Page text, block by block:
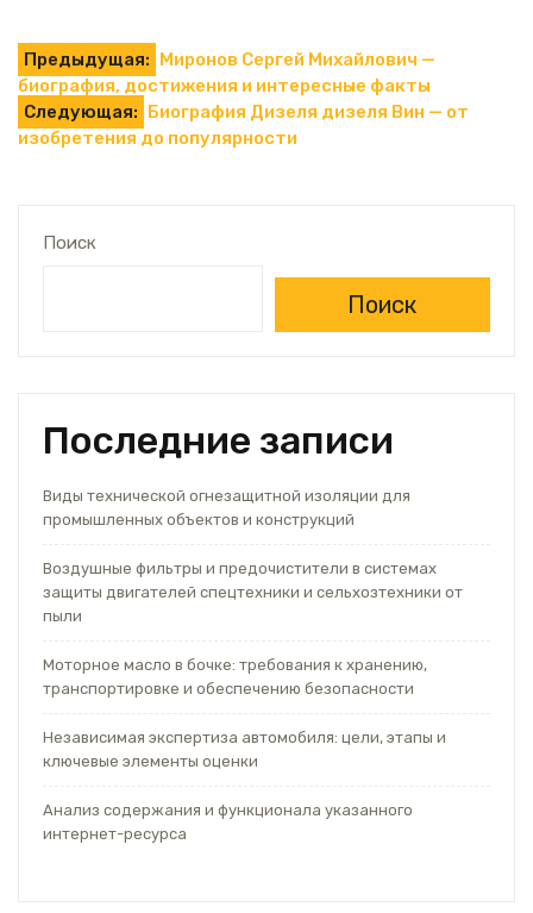
Навигация
по
записям
Предыдущая: Миронов Сергей Михайлович —
биография, достижения и интересные факты
Следующая: Биография Дизеля дизеля Вин — от
изобретения до популярности
Поиск
Поиск
Последние записи
Виды технической огнезащитной изоляции для
промышленных объектов и конструкций
Воздушные фильтры и предочистители в системах
защиты двигателей спецтехники и сельхозтехники от
пыли
Моторное масло в бочке: требования к хранению,
транспортировке и обеспечению безопасности
Независимая экспертиза автомобиля: цели, этапы и
ключевые элементы оценки
Анализ содержания и функционала указанного
интернет-ресурса